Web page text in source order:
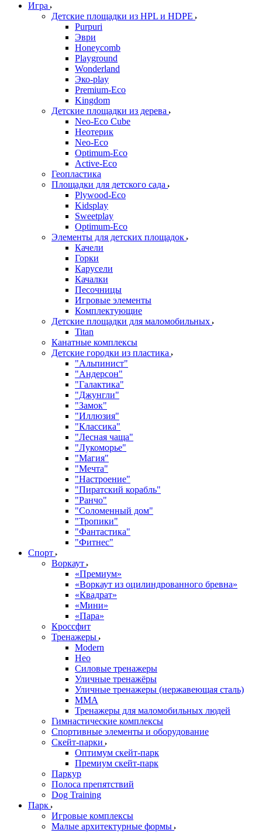
Игра
Детские площадки из HPL и HDPE
Purpuri
Эври
Honeycomb
Playground
Wonderland
Эко-play
Premium-Eco
Kingdom
Детские площадки из дерева
Neo-Eco Cube
Неотерик
Neo-Eco
Оptimum-Еco
Active-Eco
Геопластика
Площадки для детского сада
Plywood-Eco
Kidsplay
Sweetplay
Оptimum-Еco
Элементы для детских площадок
Качели
Горки
Карусели
Качалки
Песочницы
Игровые элементы
Комплектующие
Детские площадки для маломобильных
Titan
Канатные комплексы
Детские городки из пластика
"Альпинист"
"Андерсон"
"Галактика"
"Джунгли"
"Замок"
"Иллюзия"
"Классика"
"Лесная чаща"
"Лукоморье"
"Магия"
"Мечта"
"Настроение"
"Пиратский корабль"
"Ранчо"
"Соломенный дом"
"Тропики"
"Фантастика"
"Фитнес"
Спорт
Воркаут
«Премиум»
«Воркаут из оцилиндрованного бревна»
«Квадрат»
«Мини»
«Пара»
Кроссфит
Тренажеры
Modern
Нео
Силовые тренажеры
Уличные тренажёры
Уличные тренажеры (нержавеющая сталь)
ММА
Тренажеры для маломобильных людей
Гимнастические комплексы
Спортивные элементы и оборудование
Скейт-парки
Оптимум скейт-парк
Премиум скейт-парк
Паркур
Полоса препятствий
Dog Training
Парк
Игровые комплексы
Малые архитектурные формы